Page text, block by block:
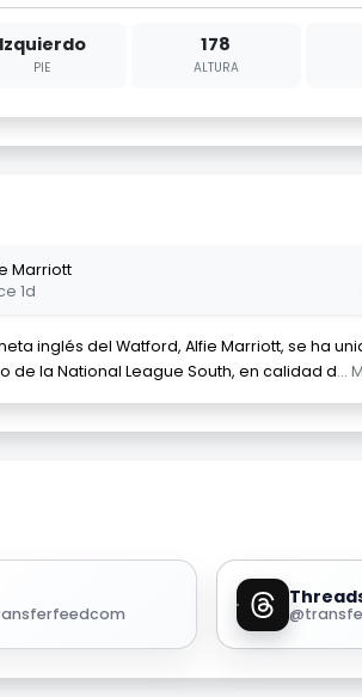
Izquierdo
PIE
178
ALTURA
Marriott
1d
inglés del Watford, Alfie Marriott, se ha
de la National League South, en calidad d...